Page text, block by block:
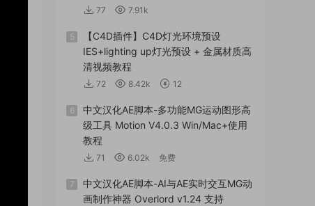
77 7.91k
5
【C4D插件】C4D灯光环境预设
IES+lighting up灯光预设 + 金属材质高
清视频教程
72 8.42k 12
6
中文汉化AE脚本-多功能MG运动图形高
级工具 Motion V4.0.3 Win/Mac+使用
教程
71 6.02k 免费
7
中文汉化AE脚本-AI与AE实时交互MG动
画制作神器 Overlord v1.24 支持